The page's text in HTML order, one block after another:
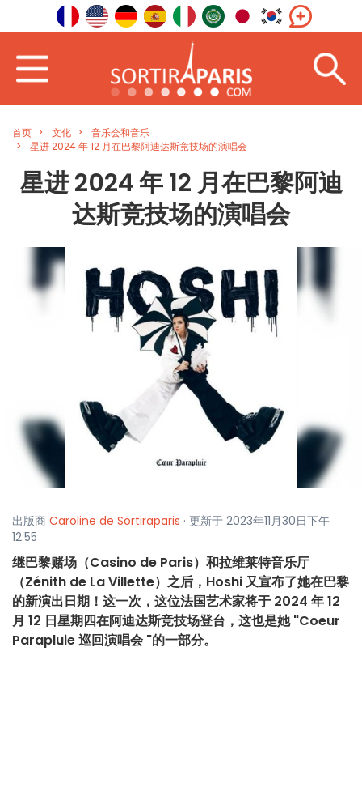
首页 文化
音乐会和音乐
星进 2024 年 12 月在巴黎阿迪达斯竞技场的演唱会
星进 2024 年 12 月在巴黎阿迪
达斯竞技场的演唱会
出版商 Caroline de Sortiraparis · 更新于 2023年11月30日下午
12:55
继巴黎赌场（Casino de Paris）和拉维莱特音乐厅
（Zénith de La Villette）之后，Hoshi 又宣布了她在巴黎
的新演出日期！这一次，这位法国艺术家将于 2024 年 12
月 12 日星期四在阿迪达斯竞技场登台，这也是她 "Coeur
Parapluie 巡回演唱会 "的一部分。